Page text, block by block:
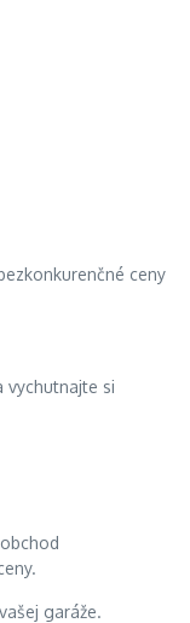
ceny
vychutnajte si
garáže.